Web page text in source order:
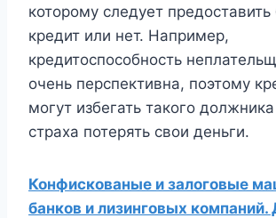
которому следует
кредит или нет. Например,
кредитоспособность
очень перспективна, поэтому
могут избегать такого
страха потерять свои деньги.
Конфискованые и залоговые
банков и лизинговых компаний.